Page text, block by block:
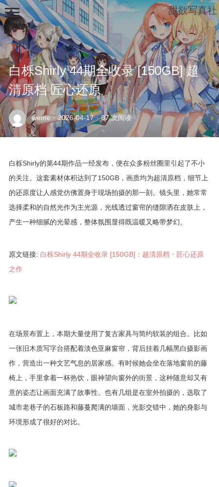
白栎Shirly 44期全收录 [150GB] 超
清原档 匠心还原
weme · 2026-04-17 · 87 次阅读
白栎Shirly的第44期作品一经发布，便在众多粉丝圈里引起了不小
的关注。这套素材体积达到了150GB，画质均为超清原档，细节上
的还原度让人感觉仿佛置身于现场拍摄的那一刻。镜头里，她常常
选择柔和的自然光作为主光源，光线透过窗帘的缝隙洒在皮肤上，
产生一种细腻的光晕感，整体氛围显得既温暖又略带梦幻。
原文链接: 白栎Shirly 44期全收录 [150GB]：超清原档・匠心还原
之作
在场景布置上，本期大量使用了复古家具与简约软装的组合。比如
一张旧木质写字台搭配着淡色亚麻窗帘，背后挂着几幅黑白摄影画
作，营造出一种文艺气息的居家感。有时候她会坐在落地窗前的藤
椅上，手里拿着一杯热饮，眼神望向窗外的街景，这种随意却又有
意的姿态让画面充满了故事性。也有几组是在室外拍摄的，选取了
城市老巷子的石板路和藤蔓爬满的墙面，光影交错中，她的身影与
环境形成了很好的对比。
甜欲写真社
示
例
面